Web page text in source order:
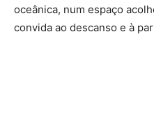
oceânica, num espaço
convida ao descanso e à